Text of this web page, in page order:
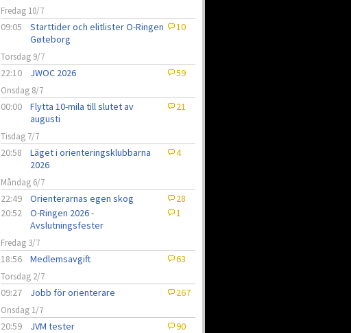
Fredag 10/7
09:05
Starttider och elitlister O-Ringen
Gøteborg
10
Torsdag 9/7
22:10 JWOC 2026 59
Onsdag 8/7
00:00
Flytta 10-mila till slutet av
augusti
21
Tisdag 7/7
20:58
Läget i orienteringsklubbarna
2026
4
Måndag 6/7
22:49 Orienterarnas egen skog
28
20:52
O-Ringen 2026 -
Avslutningsfester
1
Fredag 3/7
18:56 Medlemsavgift 63
Torsdag 2/7
09:27 Jobb för orienterare 267
Onsdag 1/7
20:59 JVM tester
90